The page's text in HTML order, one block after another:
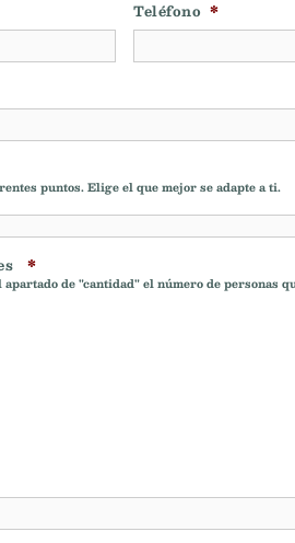
Teléfono *
puntos. Elige el que mejor se adapte a ti.
*
de "cantidad" el número de personas